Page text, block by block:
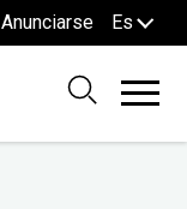
Anunciarse Es